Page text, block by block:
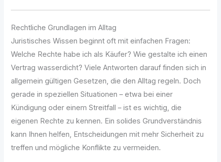
Rechtliche Grundlagen im Alltag
Juristisches Wissen beginnt oft mit einfachen Fragen:
Welche Rechte habe ich als Käufer? Wie gestalte ich einen
Vertrag wasserdicht? Viele Antworten darauf finden sich in
allgemein gültigen Gesetzen, die den Alltag regeln. Doch
gerade in speziellen Situationen – etwa bei einer
Kündigung oder einem Streitfall – ist es wichtig, die
eigenen Rechte zu kennen. Ein solides Grundverständnis
kann Ihnen helfen, Entscheidungen mit mehr Sicherheit zu
treffen und mögliche Konflikte zu vermeiden.